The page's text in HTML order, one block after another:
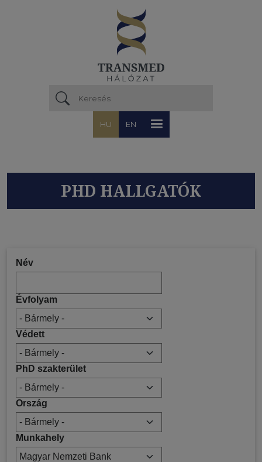
HU EN
PHD HALLGATÓK
Név
Évfolyam
Védett
PhD szakterület
Ország
Munkahely